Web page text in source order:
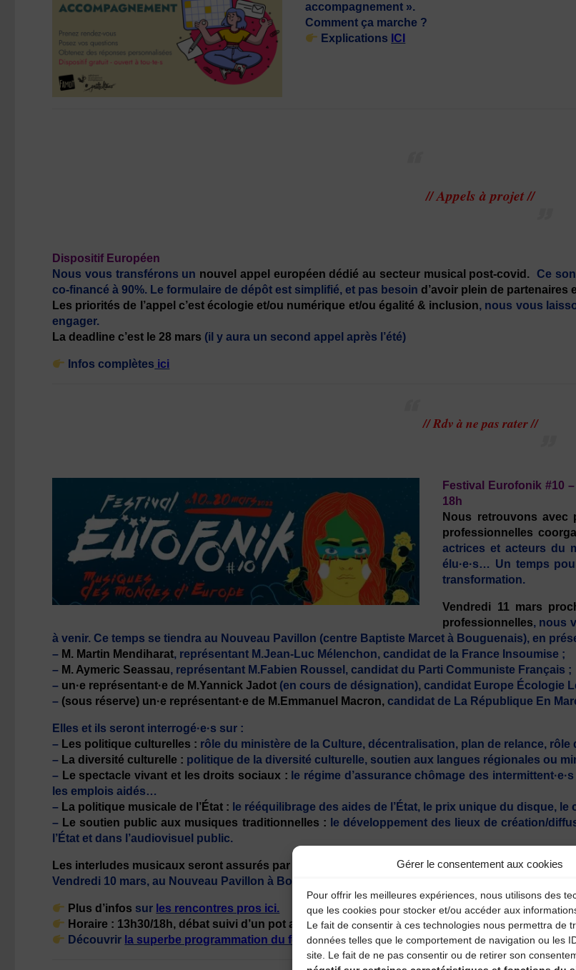
Gérer le consentement aux cookies
Pour offrir les meilleures expériences, nous utilisons des
que les cookies pour stocker et/ou accéder aux
Le fait de consentir à ces technologies nous permettra de
données telles que le comportement de navigation ou les
site. Le fait de ne pas consentir ou de retirer son
accompagnement ».
Comment ça marche ?
Explications ICI
// Appels à projet //
Dispositif Européen
Nous vous transférons un nouvel appel européen dédié au secteur musical post-covid. Ce
co-financé à 90%. Le formulaire de dépôt est simplifié, et pas besoind’avoir plein de partenaires
Les priorités de l’appel c’est écologie et/ou numérique et/ou égalité & inclusion, nous vous
engager.
La deadline c’est le 28 mars (il y aura un second appel après l’été)
Infos complètes ici
// Rdv à ne pas rater //
Festival Eurofonik #10
18h
Nous retrouvons avec
professionnelles
actrices et acteurs du
élu·e·s… Un temps
transformation.
Vendredi 11 mars
professionnelles, nous
à venir. Ce temps se tiendra au Nouveau Pavillon (centre Baptiste Marcet à Bouguenais), en
– M. Martin Mendiharat, représentant M.Jean-Luc Mélenchon, candidat de la France Insoumise ;
– M. Aymeric Seassau, représentant M.Fabien Roussel, candidat du Parti Communiste Français ;
– un·e représentant·e de M.Yannick Jadot (en cours de désignation), candidat Europe Écologie
– (sous réserve) un·e représentant·e de M.Emmanuel Macron, candidat de La République En
Elles et ils seront interrogé·e·s sur :
– Les politique culturelles : rôle du ministère de la Culture, décentralisation, plan de relance, rôle
– La diversité culturelle : politique de la diversité culturelle, soutien aux langues régionales ou
– Le spectacle vivant et les droits sociaux : le régime d’assurance chômage des
les emplois aidés…
– La politique musicale de l’État : le rééquilibrage des aides de l’État, le prix unique du disque,
– Le soutien public aux musiques traditionnelles : le développement des lieux de création/
l’État et dans l’audiovisuel public.
Les interludes musicaux seront assurés par la harpiste Morgane Grégory. Attention : jauge limitée,
Vendredi 10 mars, au Nouveau Pavillon à Bouguenais (44).
Plus d’infos sur les rencontres pros ici.
Horaire : 13h30/18h, débat suivi d’un pot avec l’ouverture du festival.
Découvrir la superbe programmation du festival